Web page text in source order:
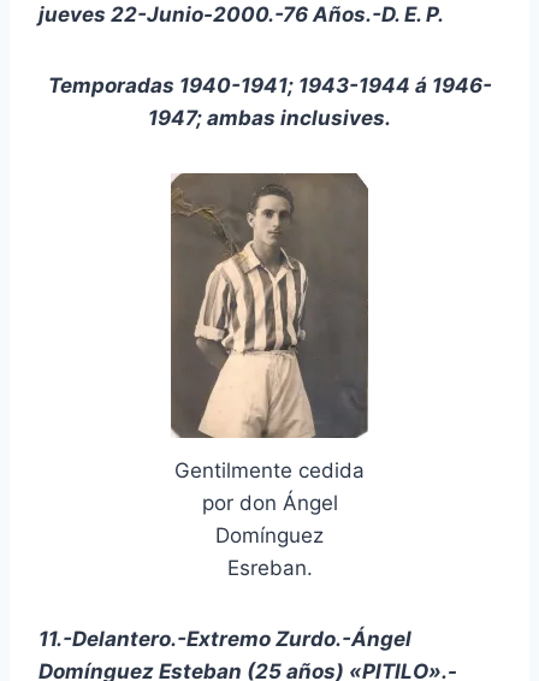
jueves 22-Junio-2000.-76 Años.-D. E. P.
Temporadas 1940-1941; 1943-1944 á 1946-
1947; ambas inclusives.
Gentilmente cedida
por don Ángel
Domínguez
Esreban.
11.-Delantero.-Extremo Zurdo.-Ángel
Domínguez Esteban (25 años) «PITILO».-